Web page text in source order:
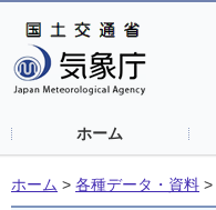
ホーム
ホーム > 各種データ・資料 >